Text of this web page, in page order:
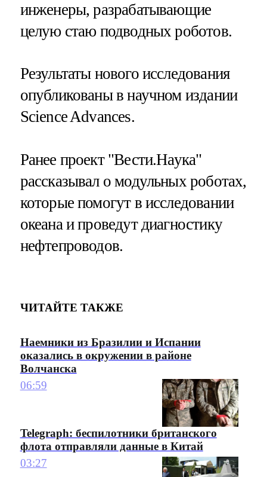
инженеры, разрабатывающие
целую стаю подводных роботов.
Результаты нового исследования
опубликованы в научном издании
Science Advances.
Ранее проект "Вести.Наука"
рассказывал о модульных роботах,
которые помогут в исследовании
океана и проведут диагностику
нефтепроводов.
ЧИТАЙТЕ ТАКЖЕ
Наемники из Бразилии и Испании
оказались в окружении в районе
Волчанска
06:59
Telegraph: беспилотники британского
флота отправляли данные в Китай
03:27